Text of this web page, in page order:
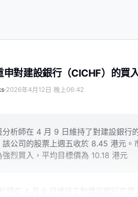
申對建設銀行（CICHF）的買
2026年4月12日 晚上06:42
分析師在 4 月 9 日維持了對建設銀行
該公司的股票上週五收於 8.45 港元
強烈買入，平均目標價為 10.18 港元
析師在 4 月 9 日維持了對建設銀行的